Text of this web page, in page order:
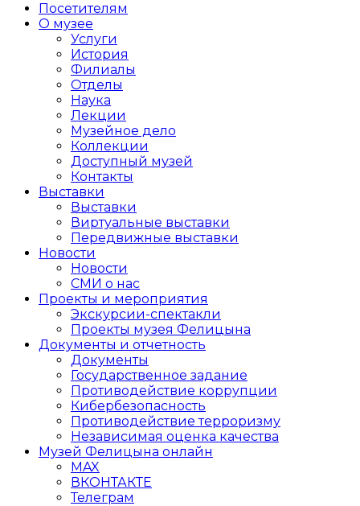
Посетителям
О музее
Услуги
История
Филиалы
Отделы
Наука
Лекции
Музейное дело
Коллекции
Доступный музей
Контакты
Выставки
Выставки
Виртуальные выставки
Передвижные выставки
Новости
Новости
СМИ о нас
Проекты и мероприятия
Экскурсии-спектакли
Проекты музея Фелицына
Документы и отчетность
Документы
Государственное задание
Противодействие коррупции
Кибер­безопасность
Противодействие терроризму
Независимая оценка качества
Музей Фелицына онлайн
MAX
ВКОНТАКТЕ
Телеграм